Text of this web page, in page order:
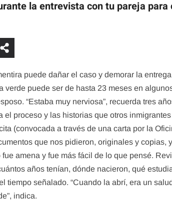
la entrevista con tu pareja para
puede dañar el caso y demorar la
verde puede ser de hasta 23 meses en
“Estaba muy nerviosa”, recuerda tres
el proceso y las historias que otros
(convocada a través de una carta por la
que nos pidieron, originales y
amena y fue más fácil de lo que pensé.
años tenían, dónde nacieron, qué
tiempo señalado. “Cuando la abrí, era un
indica.